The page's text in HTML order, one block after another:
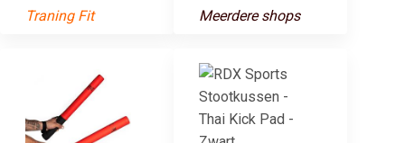
Traning Fit Meerdere shops